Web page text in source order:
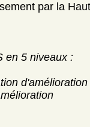
par la
en 5 niveaux :
d'amélioration